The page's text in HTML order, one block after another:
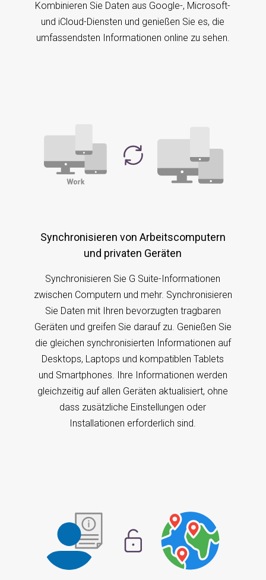
Kombinieren Sie Daten aus Google-, Microsoft-
und iCloud-Diensten und genießen Sie es, die
umfassendsten Informationen online zu sehen.
Synchronisieren von Arbeitscomputern
und privaten Geräten
Synchronisieren Sie G Suite-Informationen
zwischen Computern und mehr. Synchronisieren
Sie Daten mit Ihren bevorzugten tragbaren
Geräten und greifen Sie darauf zu. Genießen Sie
die gleichen synchronisierten Informationen auf
Desktops, Laptops und kompatiblen Tablets
und Smartphones. Ihre Informationen werden
gleichzeitig auf allen Geräten aktualisiert, ohne
dass zusätzliche Einstellungen oder
Installationen erforderlich sind.